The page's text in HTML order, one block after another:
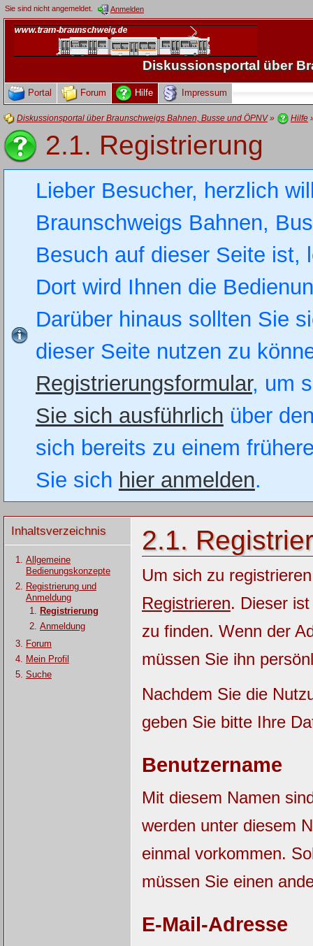
Sie sind nicht angemeldet. Anmelden
Diskussionsportal über
Portal Forum Hilfe Impressum
Diskussionsportal über Braunschweigs Bahnen, Busse und ÖPNV» Hilfe
2.1. Registrierung
Lieber Besucher, herzlich
Braunschweigs Bahnen,
Besuch auf dieser Seite
Dort wird Ihnen die
Darüber hinaus sollten Sie
dieser Seite nutzen zu
Registrierungsformular, um
Sie sich ausführlich über
sich bereits zu einem
Sie sich hier anmelden.
Inhaltsverzeichnis
Allgemeine
Bedienungskonzepte
Registrierung und
Anmeldung
Registrierung
Anmeldung
Forum
Mein Profil
Suche
2.1.
Um sich zu
Registrieren. Dieser
zu finden. Wenn der
müssen Sie ihn
Nachdem Sie die
geben Sie bitte Ihre
Benutzername
Mit diesem Namen
werden unter diesem
einmal vorkommen.
müssen Sie einen
E-Mail-Adresse